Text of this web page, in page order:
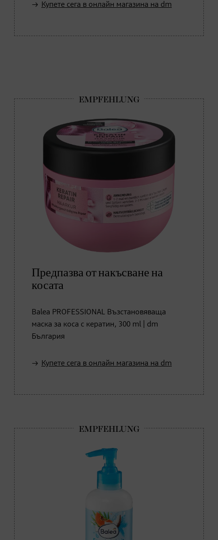
Купете сега в онлайн магазина на dm
Предпазва от накъсване на
косата
Balea PROFESSIONAL Възстановяваща
маска за коса с кератин, 300 ml | dm
България
Купете сега в онлайн магазина на dm